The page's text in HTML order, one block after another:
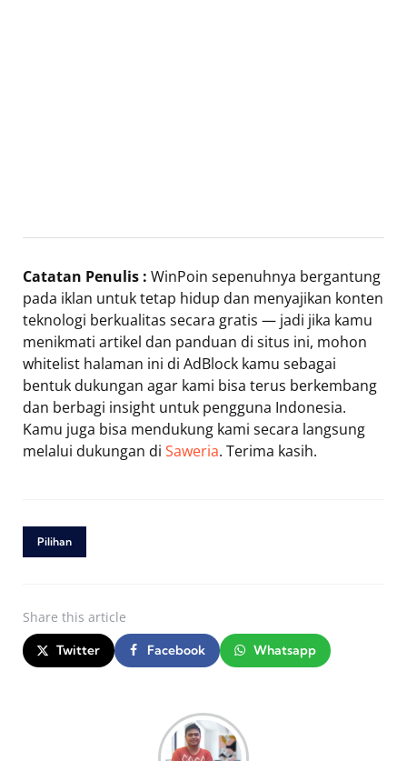
Catatan Penulis : WinPoin sepenuhnya bergantung
pada iklan untuk tetap hidup dan menyajikan konten
teknologi berkualitas secara gratis — jadi jika kamu
menikmati artikel dan panduan di situs ini, mohon
whitelist halaman ini di AdBlock kamu sebagai
bentuk dukungan agar kami bisa terus berkembang
dan berbagi insight untuk pengguna Indonesia.
Kamu juga bisa mendukung kami secara langsung
melalui dukungan di Saweria. Terima kasih.
Pilihan
Share this article
Twitter Facebook Whatsapp